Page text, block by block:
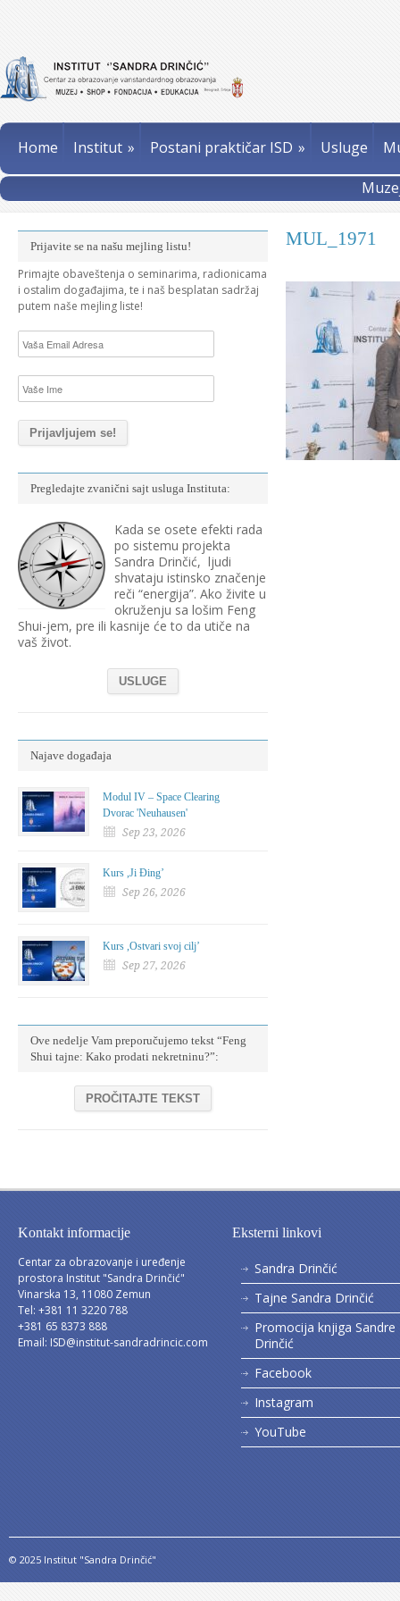
Home Institut » Postani praktičar ISD » Usluge
MUL_1971
Prijavite se na našu mejling listu!
Primajte obaveštenja o seminarima, radionicama
i ostalim događajima, te i naš besplatan sadržaj
putem naše mejling liste!
Pregledajte zvanični sajt usluga Instituta:
Kada se osete efekti rada
po sistemu projekta
Sandra Drinčić, ljudi
shvataju istinsko značenje
reči “energija”. Ako živite u
okruženju sa lošim Feng
Shui-jem, pre ili kasnije će to da utiče na
vaš život.
USLUGE
Najave događaja
Modul IV – Space Clearing
Dvorac 'Neuhausen'
Sep 23, 2026
Kurs ,Ji Đing’
Sep 26, 2026
Kurs ,Ostvari svoj cilj’
Sep 27, 2026
Ove nedelje Vam preporučujemo tekst “Feng
Shui tajne: Kako prodati nekretninu?”:
PROČITAJTE TEKST
Kontakt informacije
Centar za obrazovanje i uređenje
prostora Institut "Sandra Drinčić"
Vinarska 13, 11080 Zemun
Tel: +381 11 3220 788
+381 65 8373 888
Email: ISD@institut-sandradrincic.com
Eksterni linkovi
Sandra Drinčić
Tajne Sandra Drinčić
Promocija knjiga Sandre
Drinčić
Facebook
Instagram
YouTube
© 2025 Institut "Sandra Drinčić"